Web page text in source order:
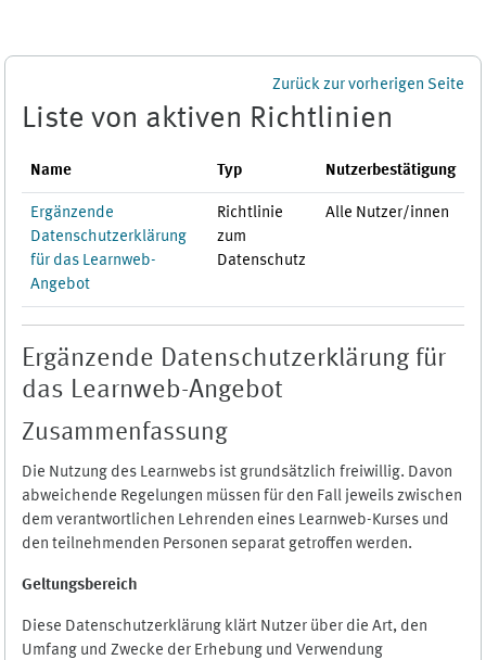
Zurück zur vorherigen Seite
Liste von aktiven Richtlinien
Name Typ Nutzerbestätigung
Ergänzende
Datenschutzerklärung
für das Learnweb-
Angebot
Richtlinie
zum
Datenschutz
Alle Nutzer/innen
Ergänzende Datenschutzerklärung für
das Learnweb-Angebot
Zusammenfassung
Die Nutzung des Learnwebs ist grundsätzlich freiwillig. Davon
abweichende Regelungen müssen für den Fall jeweils zwischen
dem verantwortlichen Lehrenden eines Learnweb-Kurses und
den teilnehmenden Personen separat getroffen werden.
Geltungsbereich
Diese Datenschutzerklärung klärt Nutzer über die Art, den
Umfang und Zwecke der Erhebung und Verwendung